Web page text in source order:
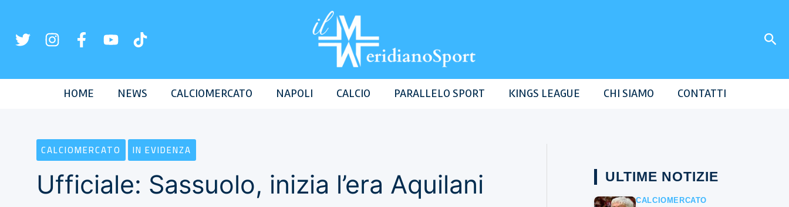
contenuto
HOME NEWS CALCIOMERCATO NAPOLI CALCIO PARALLELO SPORT KINGS LEAGUE CHI SIAMO CONTATTI
CALCIOMERCATO IN EVIDENZA
Ufficiale: Sassuolo, inizia l’era Aquilani ULTIME NOTIZIE
CALCIOMERCATO